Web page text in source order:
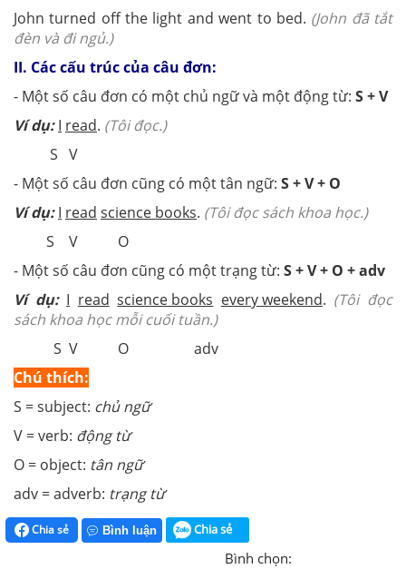
John turned off the light and went to bed. (John đã tắt
đèn và đi ngủ.)
II. Các cấu trúc của câu đơn:
- Một số câu đơn có một chủ ngữ và một động từ: S + V
Ví dụ: I read. (Tôi đọc.)
S V
- Một số câu đơn cũng có một tân ngữ: S + V + O
Ví dụ: I read science books. (Tôi đọc sách khoa học.)
S V O
- Một số câu đơn cũng có một trạng từ: S + V + O + adv
Ví dụ: I read science books every weekend. (Tôi đọc
sách khoa học mỗi cuối tuần.)
S V O adv
Chú thích:
S = subject: chủ ngữ
V = verb: động từ
O = object: tân ngữ
adv = adverb: trạng từ
Chia sẻ Bình luận Chia sẻ
Bình chọn: